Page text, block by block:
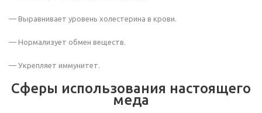
— Выравнивает уровень холестерина в крови.
— Нормализует обмен веществ.
— Укрепляет иммунитет.
Сферы использования настоящего
меда